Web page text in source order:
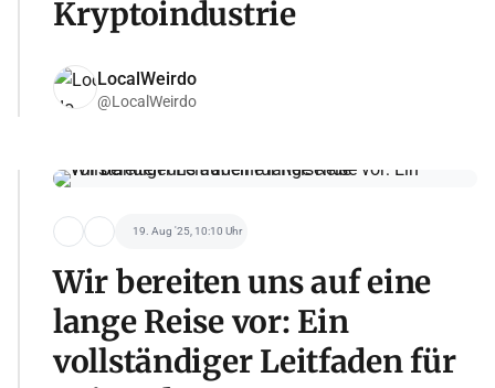
Kryptoindustrie
LocalWeirdo
@LocalWeirdo
19. Aug '25, 10:10 Uhr
Wir bereiten uns auf eine
lange Reise vor: Ein
vollständiger Leitfaden für